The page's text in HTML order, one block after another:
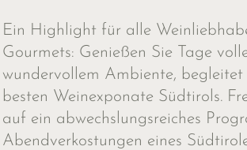
Ein Highlight für alle
Gourmets: Genießen Sie Tage
wundervollem Ambiente, begleitet
besten Weinexponate Südtirols.
auf ein abwechslungsreiches
Abendverkostungen eines